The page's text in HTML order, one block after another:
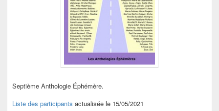
Septième Anthologie Éphémère.
Liste des participants actualisée le 15/05/2021